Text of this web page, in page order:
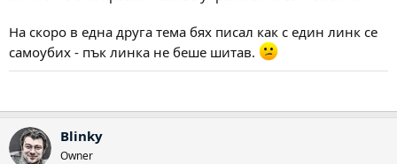
На скоро в една друга тема бях писал как с един линк се
самоубих - пък линка не беше шитав.
Blinky
Owner